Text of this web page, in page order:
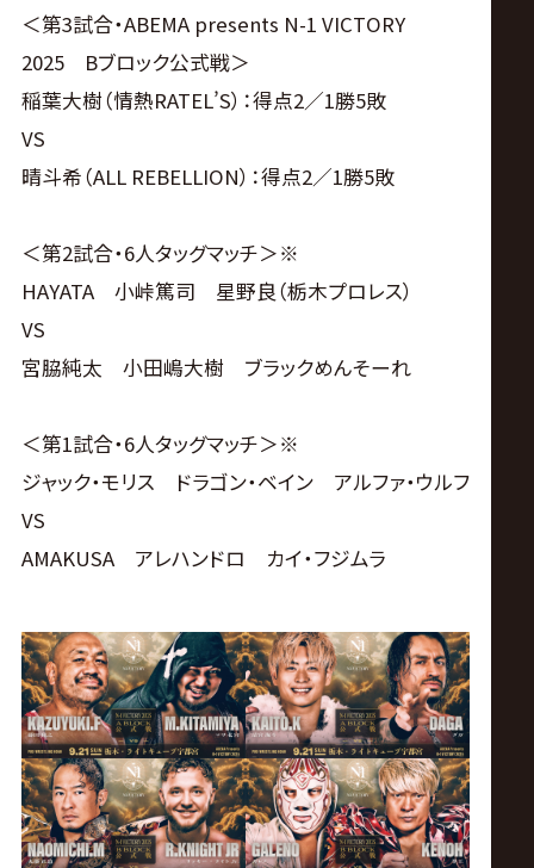
＜第3試合・ABEMA presents N-1 VICTORY
2025 Bブロック公式戦＞
稲葉大樹（情熱RATEL’S）：得点2／1勝5敗
VS
晴斗希（ALL REBELLION）：得点2／1勝5敗
＜第2試合・6人タッグマッチ＞※
HAYATA 小峠篤司 星野良（栃木プロレス）
VS
宮脇純太 小田嶋大樹 ブラックめんそーれ
＜第1試合・6人タッグマッチ＞※
ジャック・モリス ドラゴン・ベイン アルファ・ウルフ
VS
AMAKUSA アレハンドロ カイ・フジムラ